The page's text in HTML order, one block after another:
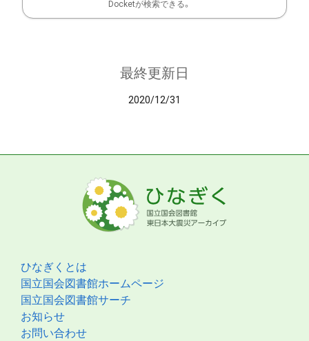
Docketが検索できる。
最終更新日
2020/12/31
ひなぎくとは
国立国会図書館ホームページ
国立国会図書館サーチ
お知らせ
お問い合わせ